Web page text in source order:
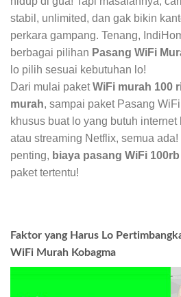
stabil, unlimited, dan gak bikin
perkara gampang. Tenang,
berbagai pilihan Pasang WiFi
lo pilih sesuai kebutuhan lo!
Dari mulai paketWiFi murah 100
murah, sampai paket Pasang
khusus buat lo yang butuh
atau streaming Netflix, semua
penting, biaya pasang WiFi
paket tertentu!
Faktor yang Harus Lo
WiFi Murah Kobagma